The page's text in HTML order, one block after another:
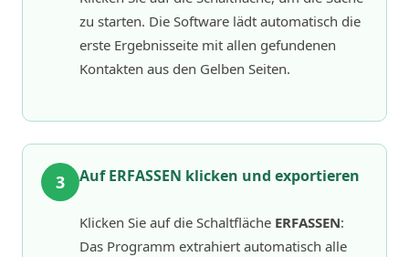
zu starten. Die Software lädt automatisch die
erste Ergebnisseite mit allen gefundenen
Kontakten aus den Gelben Seiten.
3 Auf ERFASSEN klicken und exportieren
Klicken Sie auf die Schaltfläche ERFASSEN:
Das Programm extrahiert automatisch alle